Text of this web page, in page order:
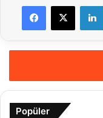
Facebook
X
Popüler